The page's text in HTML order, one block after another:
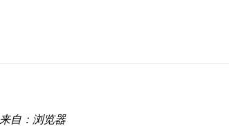
来自：浏览器